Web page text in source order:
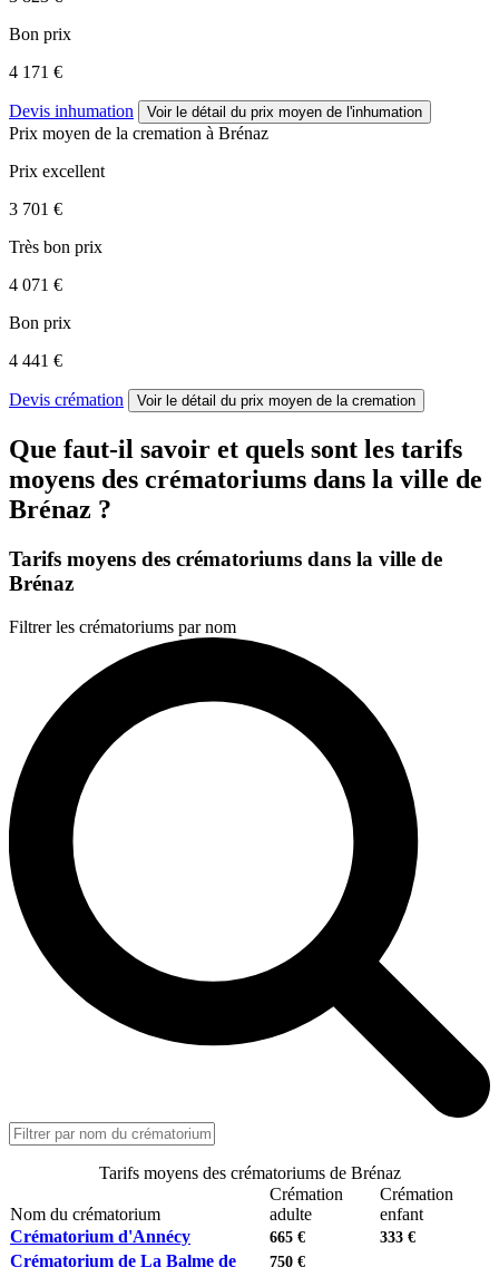
Bon prix
4 171 €
Devis inhumation Voir le détail du prix moyen de l'inhumation
Prix moyen de la cremation à Brénaz
Prix excellent
3 701 €
Très bon prix
4 071 €
Bon prix
4 441 €
Devis crémation Voir le détail du prix moyen de la cremation
Que faut-il savoir et quels sont les tarifs
moyens des crématoriums dans la ville de
Brénaz ?
Tarifs moyens des crématoriums dans la ville de
Brénaz
Filtrer les crématoriums par nom
Tarifs moyens des crématoriums de Brénaz
Nom du crématorium
Crémation
adulte
Crémation
enfant
Crématorium d'Annécy
665 € 333 €
Crématorium de La Balme de
750 €